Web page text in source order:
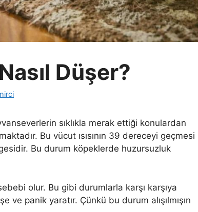
Düşer?
sıklıkla merak ettiği konulardan
Bu vücut ısısının 39 dereceyi geçmesi
Bu durum köpeklerde huzursuzluk
olur. Bu gibi durumlarla karşı karşıya
panik yaratır. Çünkü bu durum alışılmışın